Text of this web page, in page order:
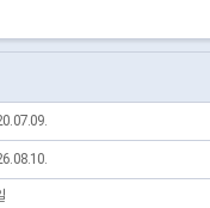
dataList/OA-22872/S/1/